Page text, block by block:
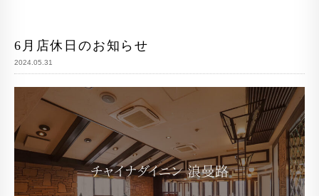
6月店休日のお知らせ
2024.05.31